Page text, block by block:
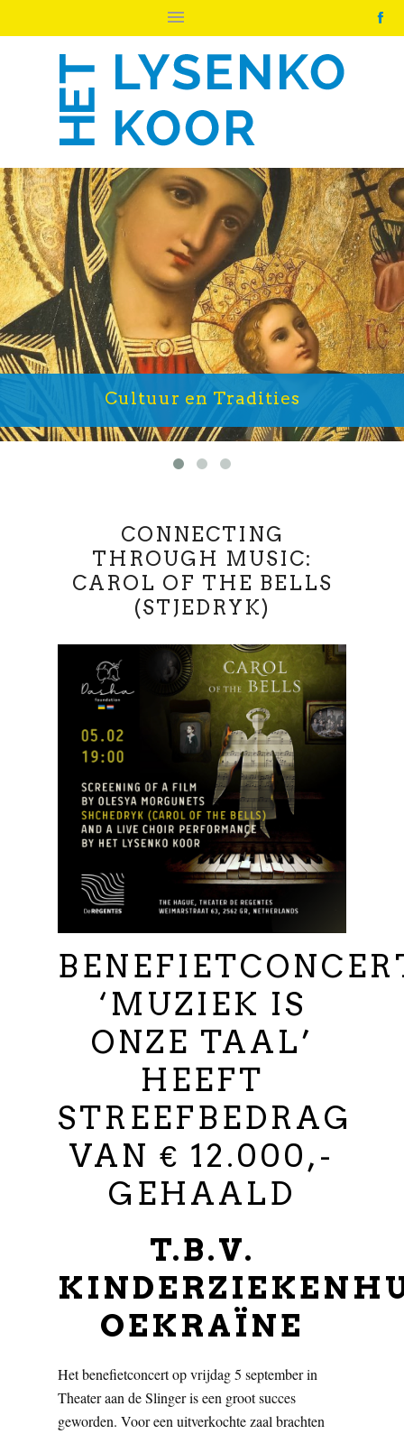
Cultuur en Tradities
CONNECTING
THROUGH MUSIC:
CAROL OF THE BELLS
(STJEDRYK)
‘MUZIEK IS
ONZE TAAL’
HEEFT
STREEFBEDRAG
VAN € 12.000,-
GEHAALD
T.B.V.
OEKRAÏNE
Het benefietconcert op vrijdag 5 september in
Theater aan de Slinger is een groot succes
geworden. Voor een uitverkochte zaal brachten